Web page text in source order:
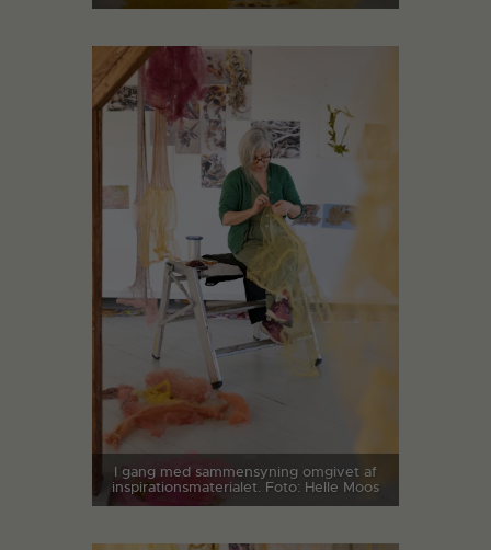
I gang med sammensyning omgivet af
inspirationsmaterialet. Foto: Helle Moos